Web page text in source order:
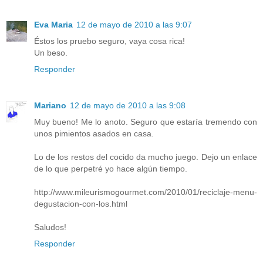
Eva Maria 12 de mayo de 2010 a las 9:07
Éstos los pruebo seguro, vaya cosa rica!
Un beso.
Responder
Mariano 12 de mayo de 2010 a las 9:08
Muy bueno! Me lo anoto. Seguro que estaría tremendo con
unos pimientos asados en casa.
Lo de los restos del cocido da mucho juego. Dejo un enlace
de lo que perpetré yo hace algún tiempo.
http://www.mileurismogourmet.com/2010/01/reciclaje-menu-
degustacion-con-los.html
Saludos!
Responder